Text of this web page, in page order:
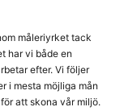
måleriyrket tack
har vi både en
efter. Vi följer
i mesta möjliga mån
att skona vår miljö.